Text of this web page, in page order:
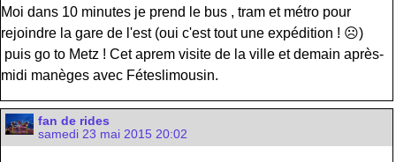
Moi dans 10 minutes je prend le bus , tram et métro pour
rejoindre la gare de l'est (oui c'est tout une expédition ! ☹️)
puis go to Metz ! Cet aprem visite de la ville et demain après-
midi manèges avec Féteslimousin.
fan de rides
samedi 23 mai 2015 20:02